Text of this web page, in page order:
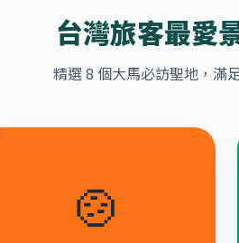
台灣旅客最愛
精選 8 個大馬必訪聖地，滿
🍲